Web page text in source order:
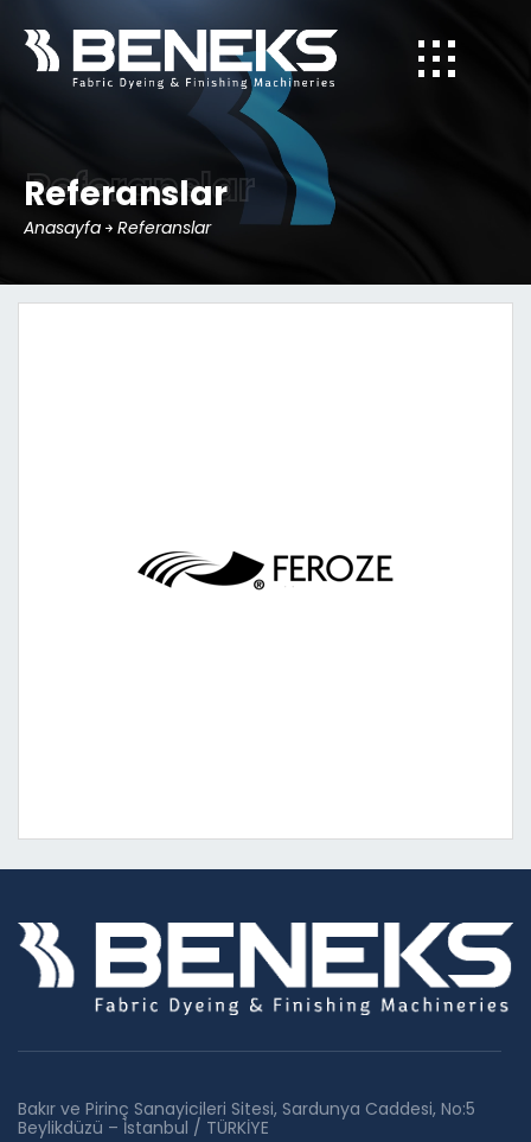
Referanslar
Anasayfa Referanslar
Referanslar
Bakır ve Pirinç Sanayicileri Sitesi, Sardunya Caddesi, No:5
Beylikdüzü – İstanbul / TÜRKİYE